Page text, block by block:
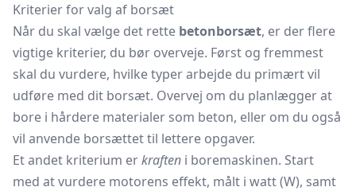
Kriterier for valg af borsæt
Når du skal vælge det rette betonborsæt, er der flere
vigtige kriterier, du bør overveje. Først og fremmest
skal du vurdere, hvilke typer arbejde du primært vil
udføre med dit borsæt. Overvej om du planlægger at
bore i hårdere materialer som beton, eller om du også
vil anvende borsættet til lettere opgaver.
Et andet kriterium erkraften i boremaskinen. Start
med at vurdere motorens effekt, målt i watt (W), samt